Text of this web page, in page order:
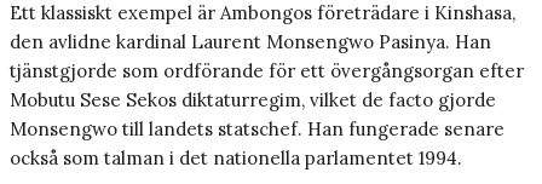
Ett klassiskt exempel är Ambongos företrädare i Kinshasa,
den avlidne kardinal Laurent Monsengwo Pasinya. Han
tjänstgjorde som ordförande för ett övergångsorgan efter
Mobutu Sese Sekos diktaturregim, vilket de facto gjorde
Monsengwo till landets statschef. Han fungerade senare
också som talman i det nationella parlamentet 1994.